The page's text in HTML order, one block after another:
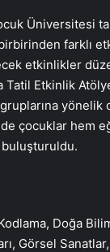
Üniversitesi
farklı
etkinlikler
Tatil Etkinlik
yönelik
çocuklar hem
Doğa
Görsel